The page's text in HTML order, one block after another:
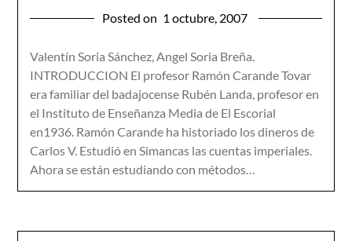
Posted on 1 octubre, 2007
Valentín Soria Sánchez, Angel Soria Breña.
INTRODUCCION El profesor Ramón Carande Tovar
era familiar del badajocense Rubén Landa, profesor en
el Instituto de Enseñanza Media de El Escorial
en1936. Ramón Carande ha historiado los dineros de
Carlos V. Estudió en Simancas las cuentas imperiales.
Ahora se están estudiando con métodos…